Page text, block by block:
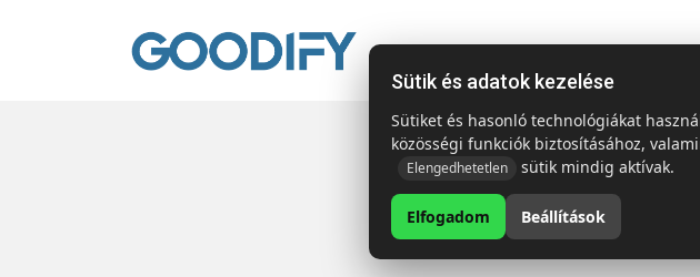
Kezdőlap Termékek
Sütik és adatok kezelése
Sütiket és hasonló technológiákat
közösségi funkciók biztosításához,
Elengedhetetlen sütik mindig aktívak.
Elfogadom Beállítások